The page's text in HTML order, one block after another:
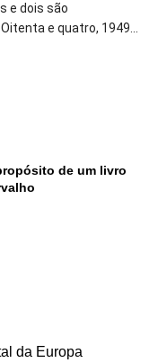
e dois são
e quatro, 1949...
de um livro
da Europa